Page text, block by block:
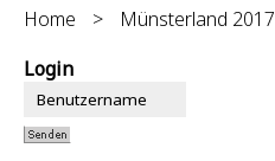
Home > Münsterland 2017
Login